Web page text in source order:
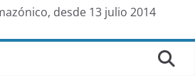
desde 13 julio 2014